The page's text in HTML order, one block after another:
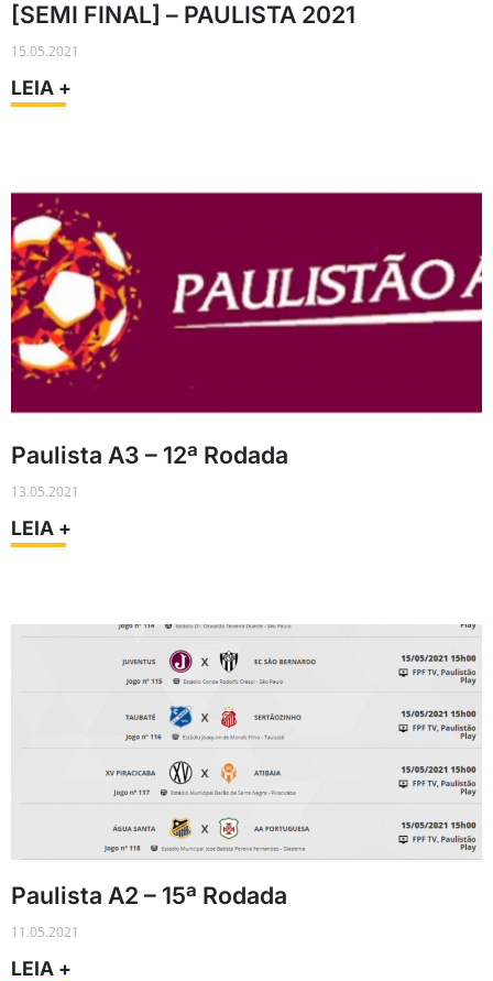
[SEMI FINAL] – PAULISTA 2021
15.05.2021
LEIA +
Paulista A3 – 12ª Rodada
13.05.2021
LEIA +
Paulista A2 – 15ª Rodada
11.05.2021
LEIA +